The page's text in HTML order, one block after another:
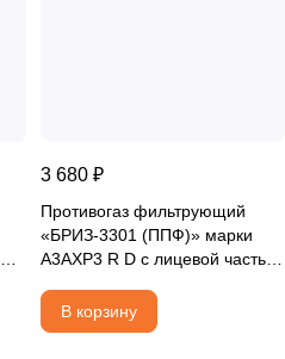
3 680 ₽
Противогаз фильтрующий
«БРИЗ-3301 (ППФ)» марки
A3AXP3 R D с лицевой частью
трубкой
В корзину